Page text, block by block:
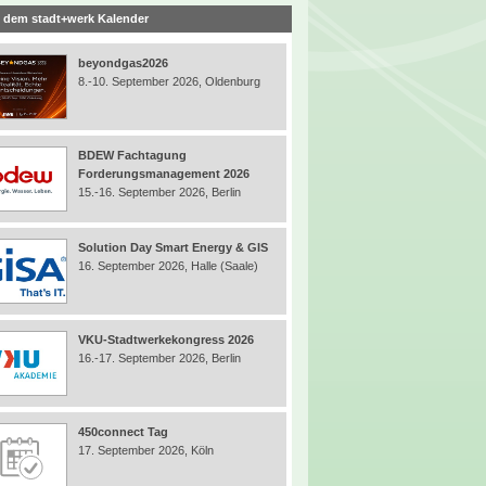
dem stadt+werk Kalender
beyondgas2026
8.-10. September 2026, Oldenburg
BDEW Fachtagung
Forderungsmanagement 2026
15.-16. September 2026, Berlin
Solution Day Smart Energy & GIS
16. September 2026, Halle (Saale)
VKU-Stadtwerkekongress 2026
16.-17. September 2026, Berlin
450connect Tag
17. September 2026, Köln